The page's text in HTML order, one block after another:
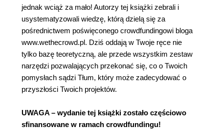
jednak wciąż za mało! Autorzy tej książki zebrali i
usystematyzowali wiedzę, którą dzielą się za
pośrednictwem poświęconego crowdfundingowi bloga
www.wethecrowd.pl. Dziś oddają w Twoje ręce nie
tylko bazę teoretyczną, ale przede wszystkim zestaw
narzędzi pozwalających przekonać się, co o Twoich
pomysłach sądzi Tłum, który może zadecydować o
przyszłości Twoich projektów.
UWAGA – wydanie tej książki zostało częściowo
sfinansowane w ramach crowdfundingu!